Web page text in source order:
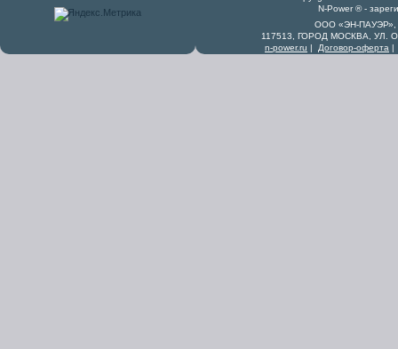
N-Power ® -
ООО «ЭН-ПАУЭР»,
117513, ГОРОД МОСКВА, УЛ.
n-power.ru | Договор-оферта